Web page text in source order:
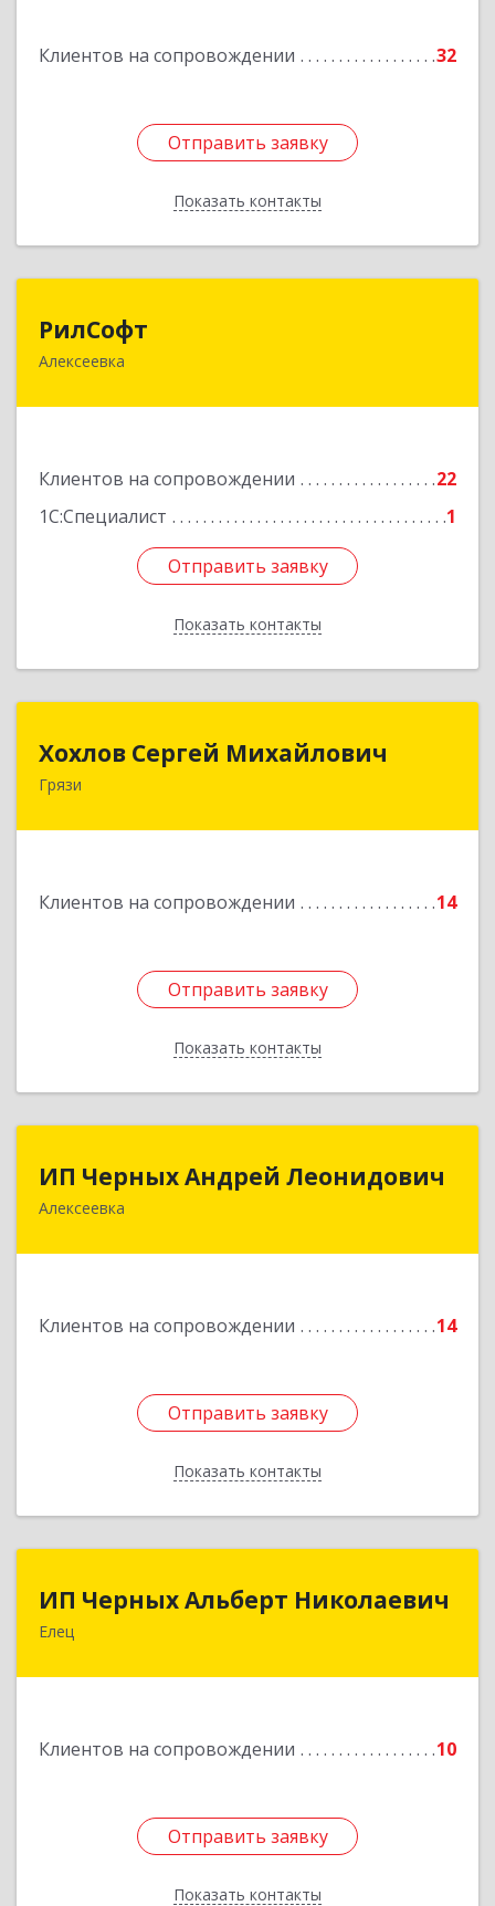
Клиентов на сопровождении 32
Отправить заявку
Показать контакты
Отправить заявку
Назад
РилСофт
Алексеевка
Клиентов на сопровождении
22
1С:Специалист
1
Отправить заявку
Показать контакты
309850, Белгородская обл, Алексеевский р-н,
Отправить заявку
Назад
Хохлов Сергей Михайлович
Грязи
Клиентов на сопровождении 14
Отправить заявку
Показать контакты
Хохлов Сергей Михайлович
Отправить заявку
Назад
ИП Черных Андрей Леонидович
Алексеевка
Клиентов на сопровождении 14
Отправить заявку
Показать контакты
ИП Черных Андрей Леонидович
309850, Белгородская обл, Алексеевский р-н,
Отправить заявку
Назад
ИП Черных Альберт Николаевич
Елец
Клиентов на сопровождении 10
Отправить заявку
Показать контакты
ИП Черных Альберт Николаевич
399771, Липецкая обл, Елец г, Н.Гусевой ул, 56А
Отправить заявку
Назад